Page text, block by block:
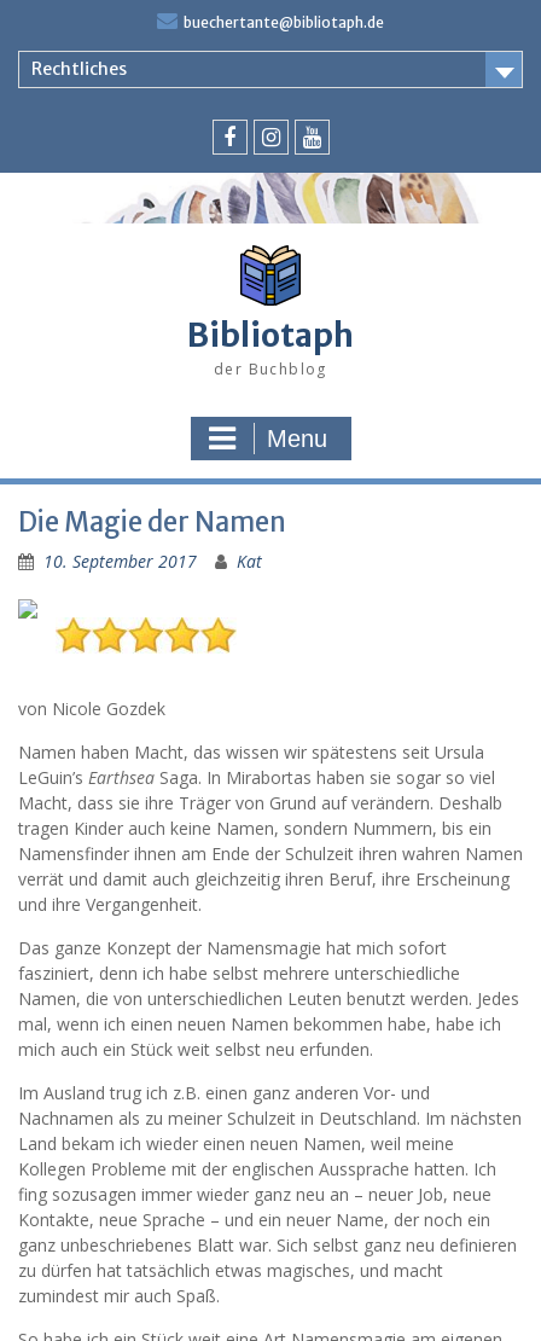
content
buechertante@bibliotaph.de
Rechtliches
Bibliotaph
der Buchblog
Menu
Die Magie der Namen
10. September 2017 Kat
von Nicole Gozdek
Namen haben Macht, das wissen wir spätestens seit Ursula
LeGuin’s Earthsea Saga. In Mirabortas haben sie sogar so viel
Macht, dass sie ihre Träger von Grund auf verändern. Deshalb
tragen Kinder auch keine Namen, sondern Nummern, bis ein
Namensfinder ihnen am Ende der Schulzeit ihren wahren Namen
verrät und damit auch gleichzeitig ihren Beruf, ihre Erscheinung
und ihre Vergangenheit.
Das ganze Konzept der Namensmagie hat mich sofort
fasziniert, denn ich habe selbst mehrere unterschiedliche
Namen, die von unterschiedlichen Leuten benutzt werden. Jedes
mal, wenn ich einen neuen Namen bekommen habe, habe ich
mich auch ein Stück weit selbst neu erfunden.
Im Ausland trug ich z.B. einen ganz anderen Vor- und
Nachnamen als zu meiner Schulzeit in Deutschland. Im nächsten
Land bekam ich wieder einen neuen Namen, weil meine
Kollegen Probleme mit der englischen Aussprache hatten. Ich
fing sozusagen immer wieder ganz neu an – neuer Job, neue
Kontakte, neue Sprache – und ein neuer Name, der noch ein
ganz unbeschriebenes Blatt war. Sich selbst ganz neu definieren
zu dürfen hat tatsächlich etwas magisches, und macht
zumindest mir auch Spaß.